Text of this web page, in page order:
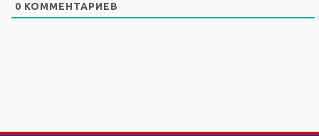
0 КОММЕНТАРИЕВ